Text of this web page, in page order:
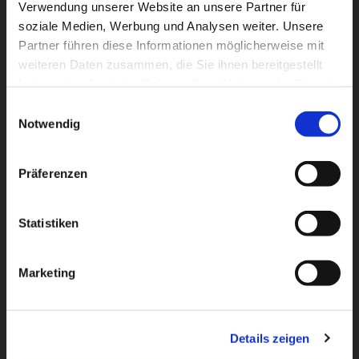
Verwendung unserer Website an unsere Partner für
soziale Medien, Werbung und Analysen weiter. Unsere
Partner führen diese Informationen möglicherweise mit
weiteren Daten zusammen, die Sie ihnen bereitgestellt
Notwendig
Präferenzen
Statistiken
Marketing
Details zeigen
Janet Hansen